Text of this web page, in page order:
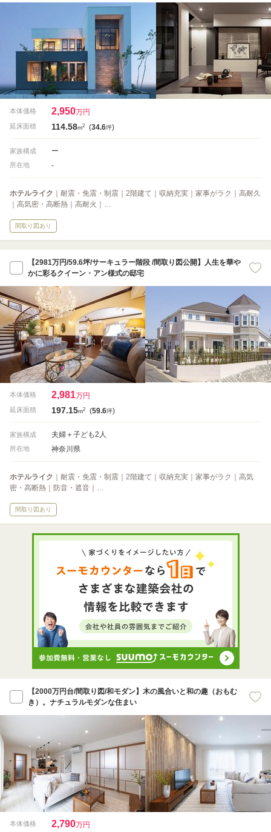
本体価格 2,950万円
延床面積 114.58m2 (34.6坪)
家族構成 ー
所在地 -
ホテルライク ｜耐震・免震・制震｜2階建て｜収納充実｜家事がラク｜高耐久
｜高気密・高断熱｜高耐火｜…
間取り図あり
【2981万円/59.6坪/サーキュラー階段 /間取り図公開】人生を華や
かに彩るクイーン・アン様式の邸宅
本体価格 2,981万円
延床面積 197.15m2 (59.6坪)
家族構成 夫婦＋子ども2人
所在地 神奈川県
ホテルライク ｜耐震・免震・制震｜2階建て｜収納充実｜家事がラク｜高気
密・高断熱｜防音・遮音｜…
間取り図あり
【2000万円台/間取り図/和モダン】木の風合いと和の趣（おもむ
き）。ナチュラルモダンな住まい
本体価格 2,790万円